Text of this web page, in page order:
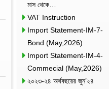
মাস থেকে…
VAT Instruction
Import Statement-IM-7-
Bond (May,2026)
Import Statement-IM-4-
Commecial (May,2026)
২০২৩-২৪ অর্থবছরের জুন’২৪